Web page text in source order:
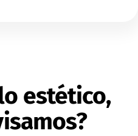
estético,